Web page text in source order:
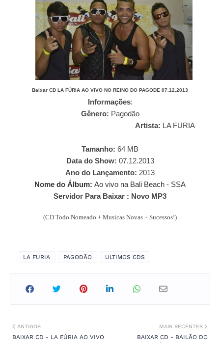
Baixar CD LA FÚRIA AO VIVO NO REINO DO PAGODE 07.12.2013
Informações:
Gênero: Pagodão
Artista: LA FURIA
Tamanho: 64 MB
Data do Show: 07.12.2013
Ano do Lançamento: 2013
Nome do Álbum: Ao vivo na Bali Beach - SSA
Servidor Para Baixar : Novo MP3
(CD Todo Nomeado + Musicas Novas + Sucessos!)
LA FURIA PAGODÃO ULTIMOS CDS
MAIS RECENTES
BAIXAR CD - BAILÃO DO
ANTIGOS
BAIXAR CD - LA FÚRIA AO VIVO